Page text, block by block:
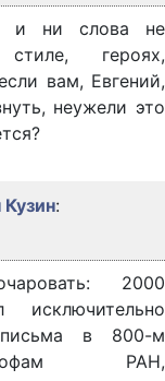
и ни слова не
героях,
вам, Евгений,
неужели это
:
2000
в 800-м
РАН,